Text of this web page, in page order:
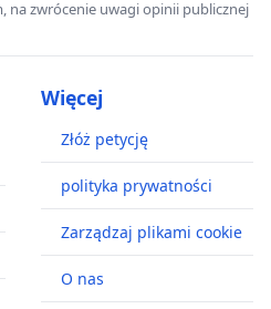
na zwrócenie uwagi opinii publicznej
Więcej
Złóż petycję
polityka prywatności
Zarządzaj plikami cookie
O nas